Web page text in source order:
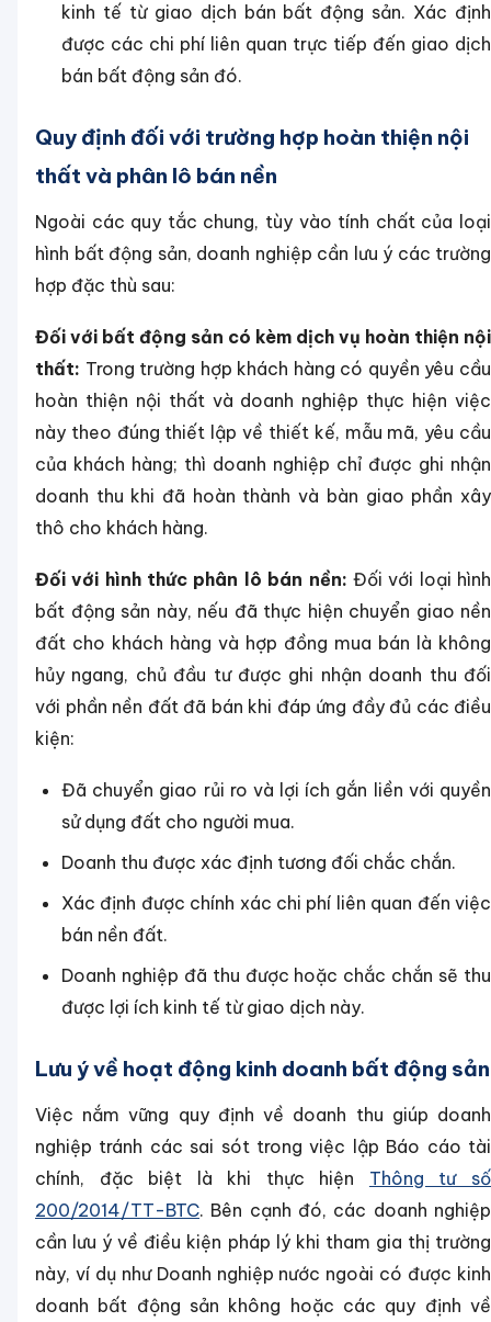
kinh tế từ giao dịch bán bất động sản. Xác định
được các chi phí liên quan trực tiếp đến giao dịch
bán bất động sản đó.
Quy định đối với trường hợp hoàn thiện nội
thất và phân lô bán nền
Ngoài các quy tắc chung, tùy vào tính chất của loại
hình bất động sản, doanh nghiệp cần lưu ý các trường
hợp đặc thù sau:
Đối với bất động sản có kèm dịch vụ hoàn thiện nội
thất: Trong trường hợp khách hàng có quyền yêu cầu
hoàn thiện nội thất và doanh nghiệp thực hiện việc
này theo đúng thiết lập về thiết kế, mẫu mã, yêu cầu
của khách hàng; thì doanh nghiệp chỉ được ghi nhận
doanh thu khi đã hoàn thành và bàn giao phần xây
thô cho khách hàng.
Đối với hình thức phân lô bán nền: Đối với loại hình
bất động sản này, nếu đã thực hiện chuyển giao nền
đất cho khách hàng và hợp đồng mua bán là không
hủy ngang, chủ đầu tư được ghi nhận doanh thu đối
với phần nền đất đã bán khi đáp ứng đầy đủ các điều
kiện:
Đã chuyển giao rủi ro và lợi ích gắn liền với quyền
sử dụng đất cho người mua.
Doanh thu được xác định tương đối chắc chắn.
Xác định được chính xác chi phí liên quan đến việc
bán nền đất.
Doanh nghiệp đã thu được hoặc chắc chắn sẽ thu
được lợi ích kinh tế từ giao dịch này.
Lưu ý về hoạt động kinh doanh bất động sản
Việc nắm vững quy định về doanh thu giúp doanh
nghiệp tránh các sai sót trong việc lập Báo cáo tài
chính, đặc biệt là khi thực hiện Thông tư số
200/2014/TT-BTC. Bên cạnh đó, các doanh nghiệp
cần lưu ý về điều kiện pháp lý khi tham gia thị trường
này, ví dụ như Doanh nghiệp nước ngoài có được kinh
doanh bất động sản không hoặc các quy định về